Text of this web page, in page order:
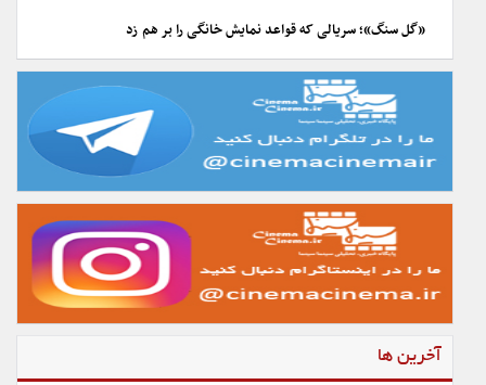
«گل سنگ»؛ سریالی که قواعد نمایش خانگی را بر هم زد
آخرین ها